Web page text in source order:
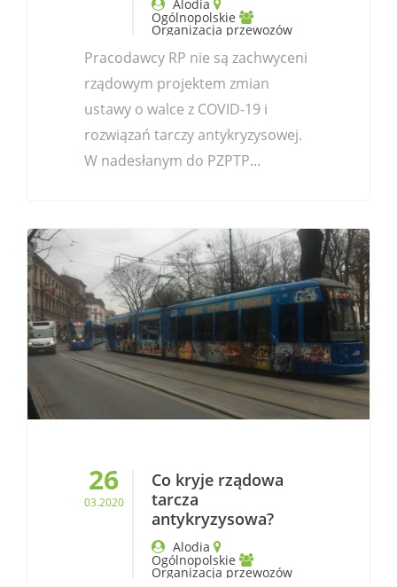
Alodia
Ogólnopolskie
Organizacja przewozów
Pracodawcy RP nie są zachwyceni
rządowym projektem zmian
ustawy o walce z COVID-19 i
rozwiązań tarczy antykryzysowej.
W nadesłanym do PZPTP...
26
03.2020
Co kryje rządowa
tarcza
antykryzysowa?
Alodia
Ogólnopolskie
Organizacja przewozów